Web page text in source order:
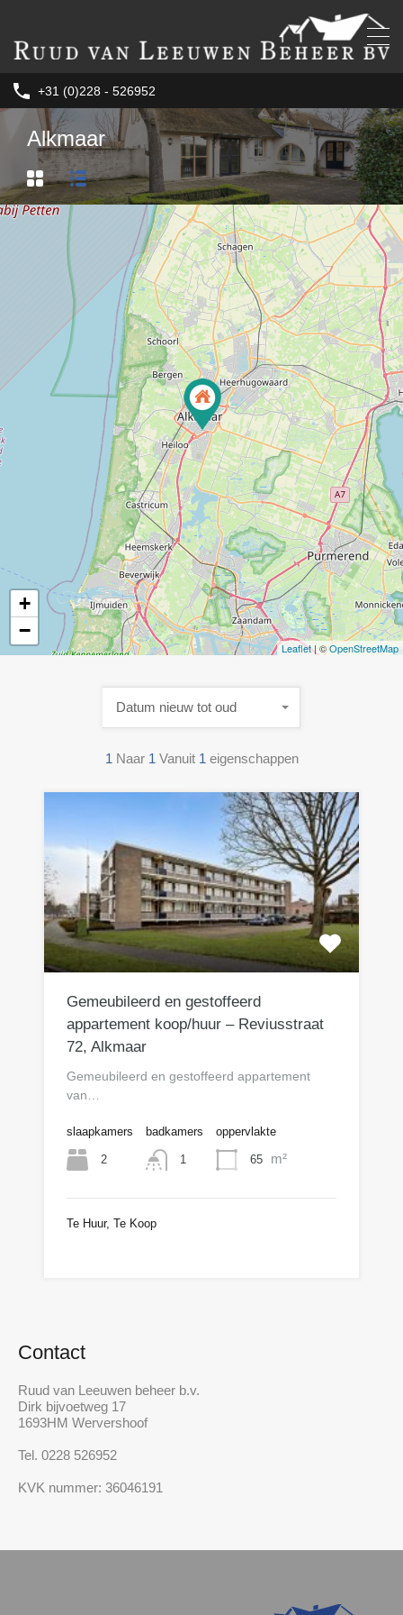
+31 (0)228 - 526952
Alkmaar
+
−
Leaflet| ©OpenStreetMap
1 Naar 1 Vanuit 1 eigenschappen
Datum nieuw tot oud
Gemeubileerd en gestoffeerd
appartement koop/huur – Reviusstraat
72, Alkmaar
Gemeubileerd en gestoffeerd appartement
van…
slaapkamers
2
badkamers
1
oppervlakte
65 m²
Te Huur, Te Koop
Contact
Ruud van Leeuwen beheer b.v.
Dirk bijvoetweg 17
1693HM Wervershoof
Tel. 0228 526952
KVK nummer: 36046191